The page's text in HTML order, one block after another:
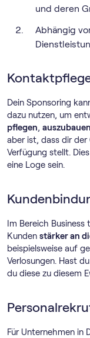
und deren
Abhängig
Dein Sponsoring
dazu nutzen, um
pflegen, auszubauen
aber ist, dass dir
Verfügung stellt.
eine Loge sein.
Im Bereich
Kunden stärker an
beispielsweise auf
Verlosungen. Hast
du diese zu diesem
Für Unternehmen in